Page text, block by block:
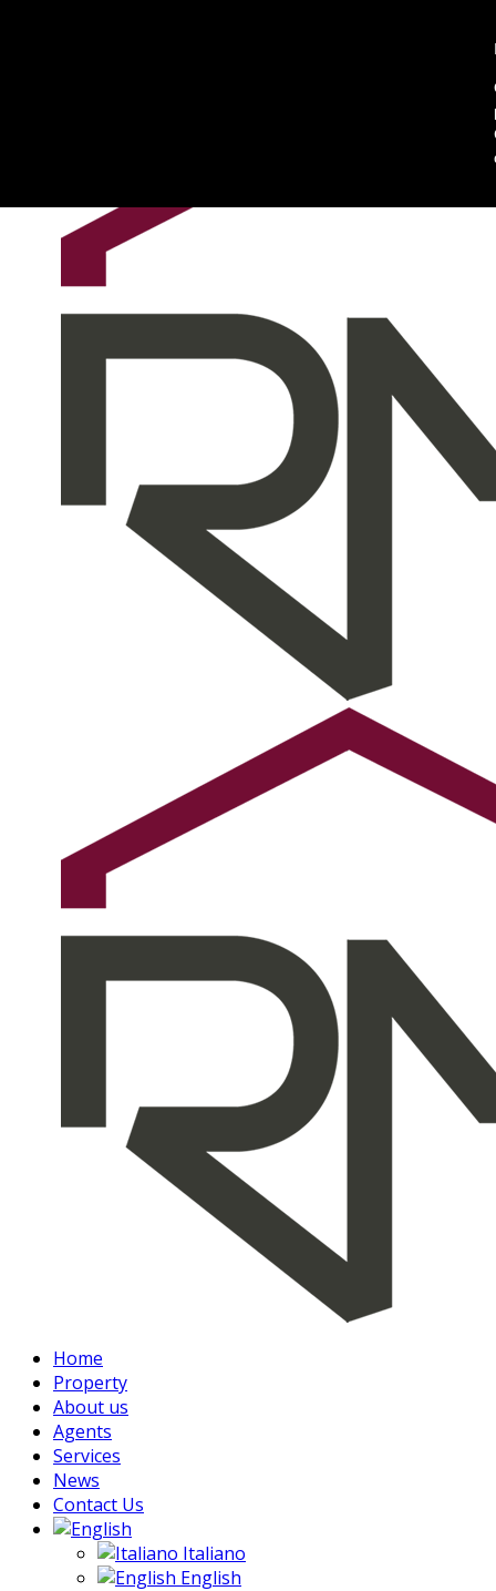
Home
Property
About us
Agents
Services
News
Contact Us
Italiano
English